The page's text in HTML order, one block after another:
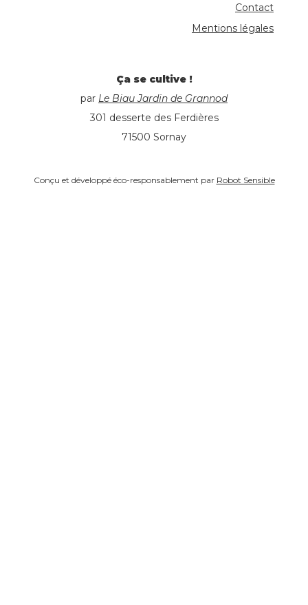
Ça se cultive !
par Le Biau Jardin de Grannod
301 desserte des Ferdières
71500 Sornay
Contact
Mentions légales
Conçu et développé éco-responsablement par Robot Sensible